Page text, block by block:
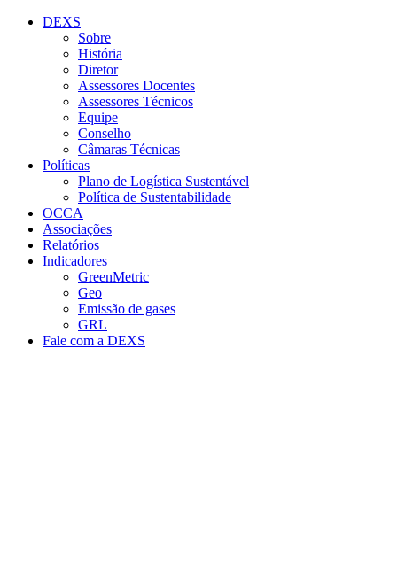
Conteúdo principal
DEXS
Sobre
História
Diretor
Assessores Docentes
Assessores Técnicos
Equipe
Conselho
Câmaras Técnicas
Políticas
Plano de Logística Sustentável
Política de Sustentabilidade
OCCA
Associações
Relatórios
Indicadores
GreenMetric
Geo
Emissão de gases
GRL
Fale com a DEXS